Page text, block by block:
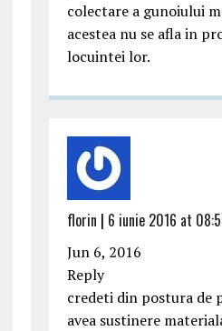
colectare a gunoiului
acestea nu se afla in
locuintei lor.
florin | 6 iunie 2016 at
Jun 6, 2016
Reply
credeti din postura de
avea sustinere